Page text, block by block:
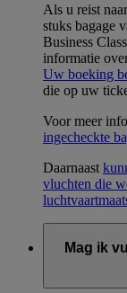
Als u reist
stuks bagage
Business
informatie
Uw boeking
die op uw
Voor meer
ingecheckte
Daarnaast
vluchten die
Mag ik